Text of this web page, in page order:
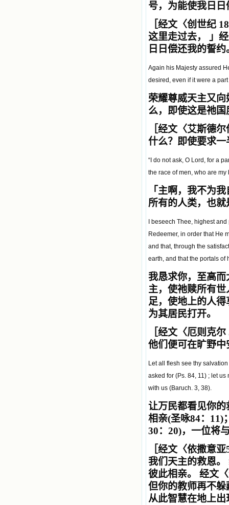
号，为能使我日
［经文〈创世纪
这里走过去， 」
日日偿还我的誓约
Again his Majesty assured
desired, even if it were a
荣耀尊威天主又
么，即使这是祂
［经文〈艾斯德
什么？即使要求
“I do not ask, O Lord, for a
the race of men, who are my
「 主啊，我不为
所有的人类，也
I beseech Thee, highest
Redeemer, in order that He
and that, through the
earth, and that the portals of
我恳求你，至高
主，使祂赎所有
足，使地上的人
为其居民打开。
［经文〈厄则克
他们便可在旷野
Let all flesh see thy
asked for (Ps. 84, 11) ; let
with us (Baruch. 3, 38).
让万民都看见你
相亲(圣咏84：11)
30：20)，一位将
［经文〈依撒意
我们天主的救恩。
彼此相亲。 经文
但你的教师再不
从此智慧在地上